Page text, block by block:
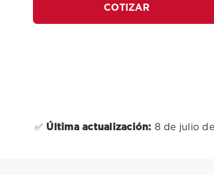
COTIZAR
✅ Última actualización: 8 de julio